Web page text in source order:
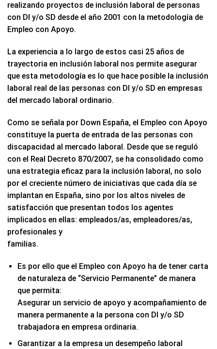
realizando proyectos de inclusión laboral de personas
con DI y/o SD desde el año 2001 con la metodología de
Empleo con Apoyo.
La experiencia a lo largo de estos casi 25 años de
trayectoria en inclusión laboral nos permite asegurar
que esta metodología es lo que hace posible la inclusión
laboral real de las personas con DI y/o SD en empresas
del mercado laboral ordinario.
Como se señala por Down España, el Empleo con Apoyo
constituye la puerta de entrada de las personas con
discapacidad al mercado laboral. Desde que se reguló
con el Real Decreto 870/2007, se ha consolidado como
una estrategia eficaz para la inclusión laboral, no solo
por el creciente número de iniciativas que cada día se
implantan en España, sino por los altos niveles de
satisfacción que presentan todos los agentes
implicados en ellas: empleados/as, empleadores/as,
profesionales y
familias.
Es por ello que el Empleo con Apoyo ha de tener carta
de naturaleza de “Servicio Permanente” de manera
que permita:
Asegurar un servicio de apoyo y acompañamiento de
manera permanente a la persona con DI y/o SD
trabajadora en empresa ordinaria.
Garantizar a la empresa un desempeño laboral